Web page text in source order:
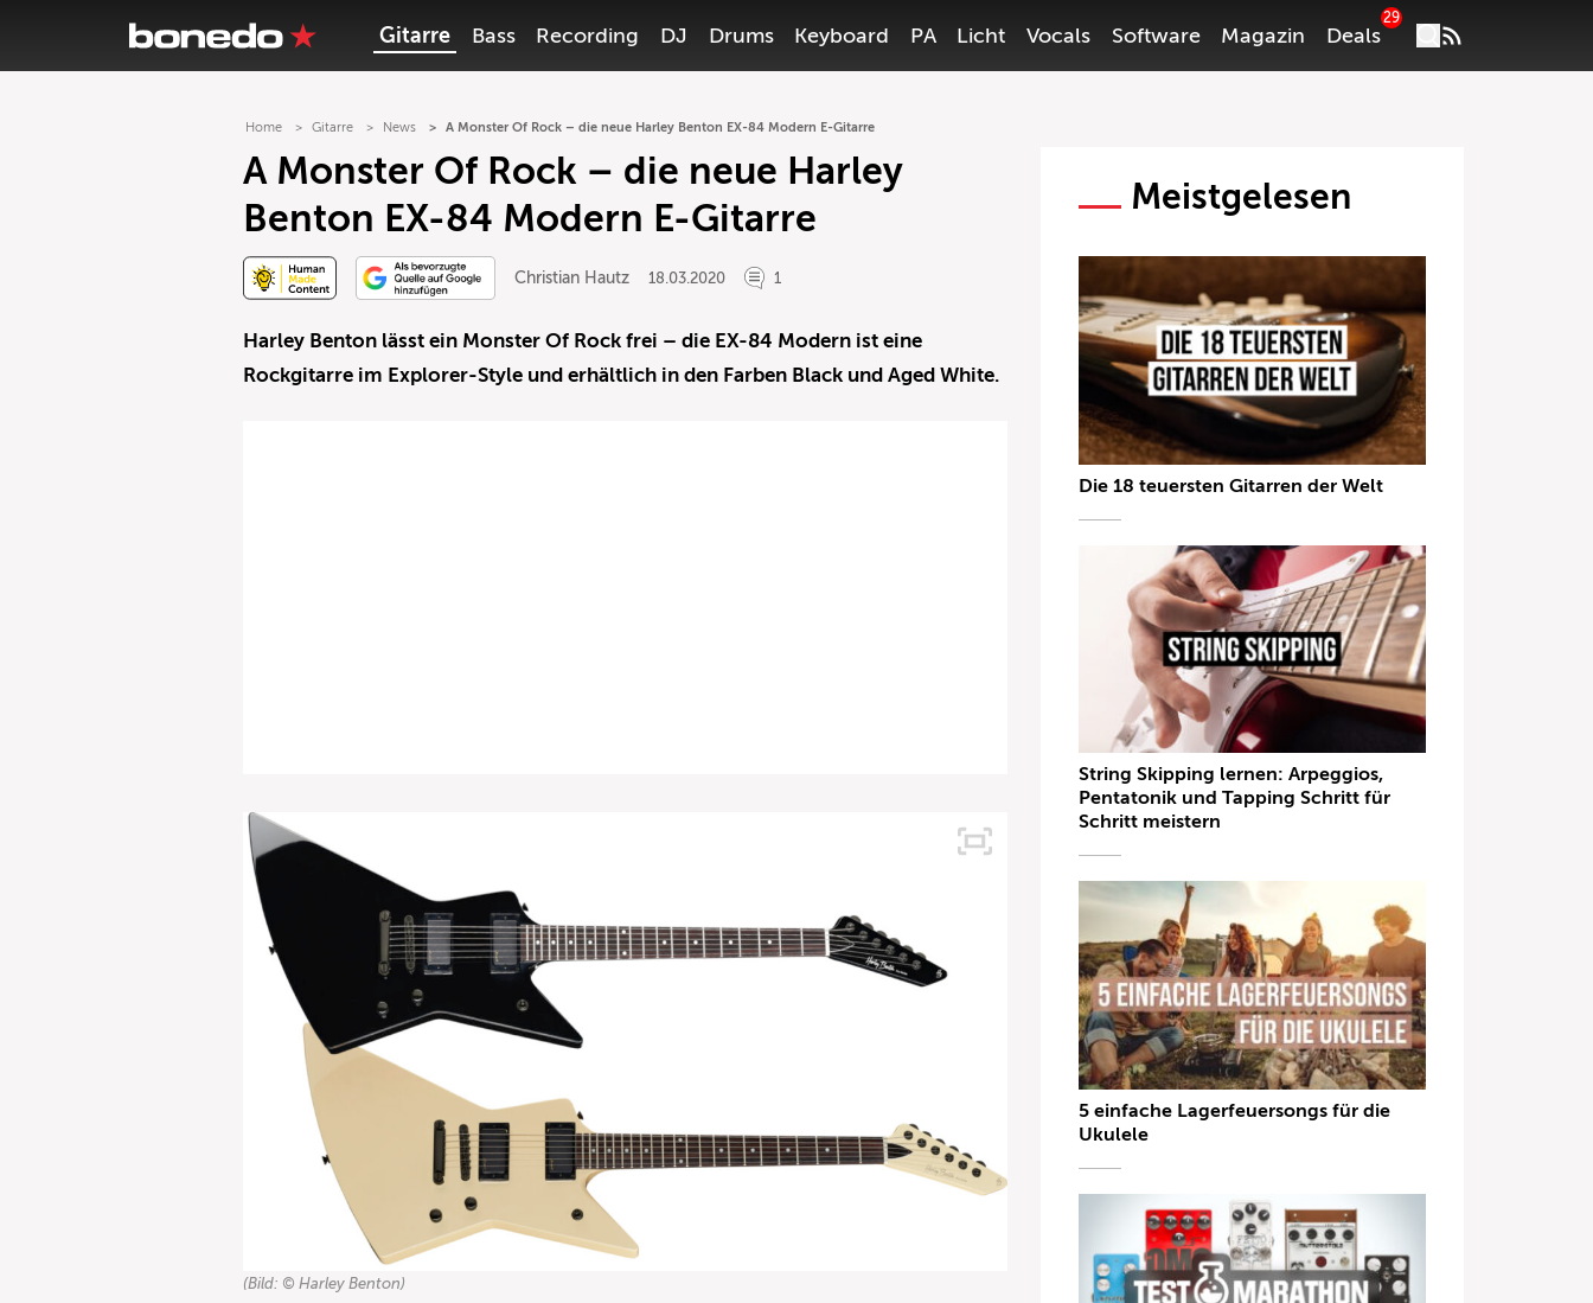
Gitarre Bass Recording DJ Drums Keyboard PA Licht Vocals Software Magazin Deals
29
Home Gitarre News A Monster Of Rock – die neue Harley Benton EX-84 Modern E-Gitarre
A Monster Of Rock – die neue Harley
Benton EX-84 Modern E-Gitarre
Christian Hautz 18.03.2020 1
Harley Benton lässt ein Monster Of Rock frei – die EX-84 Modern ist eine
Rockgitarre im Explorer-Style und erhältlich in den Farben Black und Aged White.
(Bild: © Harley Benton)
Meistgelesen
Die 18 teuersten Gitarren der Welt
String Skipping lernen: Arpeggios,
Pentatonik und Tapping Schritt für
Schritt meistern
5 einfache Lagerfeuersongs für die
Ukulele